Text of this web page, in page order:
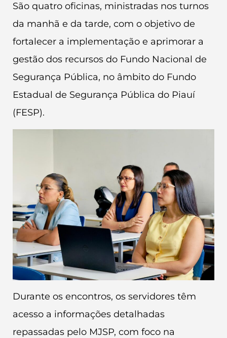
São quatro oficinas, ministradas nos turnos
da manhã e da tarde, com o objetivo de
fortalecer a implementação e aprimorar a
gestão dos recursos do Fundo Nacional de
Segurança Pública, no âmbito do Fundo
Estadual de Segurança Pública do Piauí
(FESP).
Durante os encontros, os servidores têm
acesso a informações detalhadas
repassadas pelo MJSP, com foco na